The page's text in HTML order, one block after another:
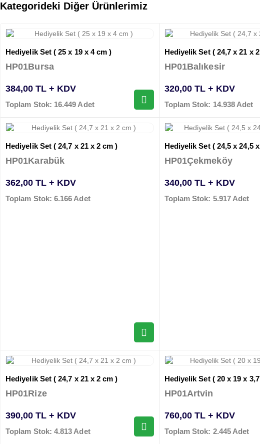
Kategorideki Diğer Ürünlerimiz
Hediyelik Set ( 25 x 19 x 4 cm )
HP01Bursa
384,00 TL + KDV
Toplam Stok: 16.449 Adet
Hediyelik Set ( 24,7 x 21 x
HP01Balıkesir
320,00 TL + KDV
Toplam Stok: 14.938 Adet
Hediyelik Set ( 24,7 x 21 x 2 cm )
HP01Karabük
362,00 TL + KDV
Toplam Stok: 6.166 Adet
Hediyelik Set ( 24,5 x 24,5
HP01Çekmeköy
340,00 TL + KDV
Toplam Stok: 5.917 Adet
Hediyelik Set ( 24,7 x 21 x 2 cm )
HP01Rize
390,00 TL + KDV
Toplam Stok: 4.813 Adet
Hediyelik Set ( 20 x 19 x
HP01Artvin
760,00 TL + KDV
Toplam Stok: 2.445 Adet